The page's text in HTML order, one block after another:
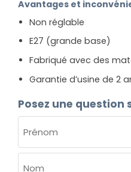
Avantages et
Non réglable
E27 (grande base)
Fabriqué avec des
Garantie d’usine de 2
Posez une question
(NÉCESSAIRE)
Prénom